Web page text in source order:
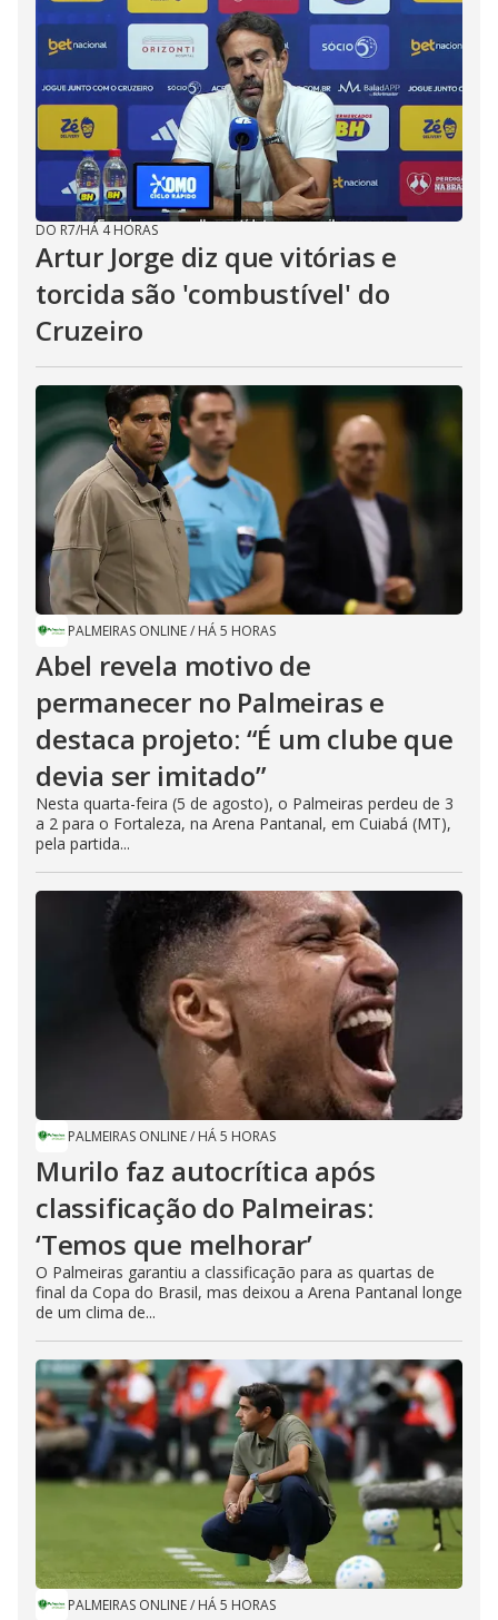
DO R7/HÁ 4 HORAS
Artur Jorge diz que vitórias e
torcida são 'combustível' do
Cruzeiro
PALMEIRAS ONLINE/ HÁ 5 HORAS
Abel revela motivo de
permanecer no Palmeiras e
destaca projeto: “É um clube que
devia ser imitado”
Nesta quarta-feira (5 de agosto), o Palmeiras perdeu de 3
a 2 para o Fortaleza, na Arena Pantanal, em Cuiabá (MT),
pela partida...
PALMEIRAS ONLINE/ HÁ 5 HORAS
Murilo faz autocrítica após
classificação do Palmeiras:
‘Temos que melhorar’
O Palmeiras garantiu a classificação para as quartas de
final da Copa do Brasil, mas deixou a Arena Pantanal longe
de um clima de...
PALMEIRAS ONLINE/ HÁ 5 HORAS